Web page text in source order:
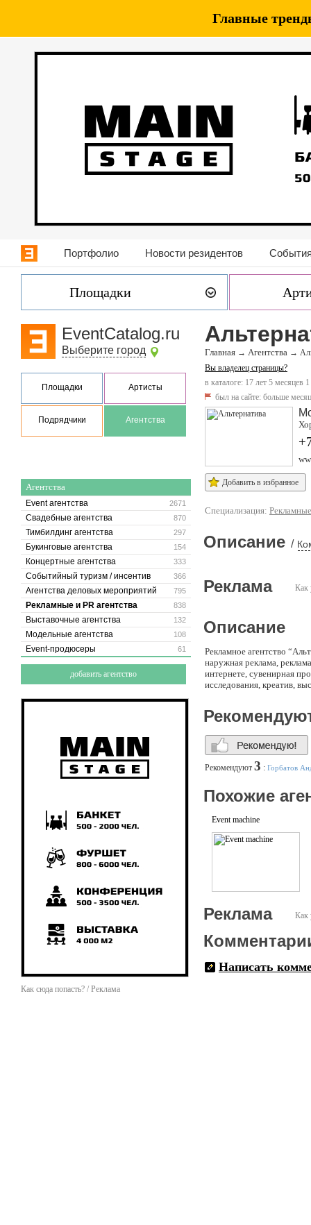
Главные
Портфолио Новости резидентов
Площадки
EventCatalog.ru
Выберите город
Площадки Артисты
Подрядчики Агентства
Агентства
2671
Event агентства
870
Свадебные агентства
297
Тимбилдинг агентства
154
Букинговые агентства
333
Концертные агентства
366
Событийный туризм / инсентив
795
Агентства деловых мероприятий
838
Рекламные и PR агентства
132
Выставочные агентства
108
Модельные агентства
61
Event-продюсеры
добавить агентство
Как сюда попасть? / Реклама
Главная → Агентства →
Вы владелец страницы?
в каталоге: 17 лет 5 месяцев 1
был на сайте: больше
Добавить в избранное
Специализация:
Описание /
Как
Реклама
Описание
Рекламное агентство
наружная реклама,
интернете, сувенирная
исследования, креатив,
Рекомендуют 3 : Горбатов
Похожие
Event machine
Как
Реклама
Написать